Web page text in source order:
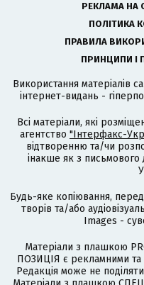
РЕКЛАМА НА
ПОЛІТИКА
ПРАВИЛА
ПРИНЦИПИ І
Використання матеріалів
інтернет-видань -
Всі матеріали, які
агентство "Інтерфакс-
відтворенню та/чи
інакше як з письмового
Будь-яке копіювання,
творів та/або
Images -
Матеріали з плашкою
ПОЗИЦІЯ є рекламними та
Редакція може не